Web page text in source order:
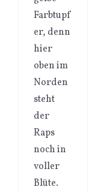
Farbtupf
er, denn
hier
oben im
Norden
steht
der
Raps
noch in
voller
Blüte.